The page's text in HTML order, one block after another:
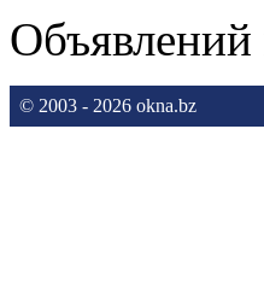
Объявлений
© 2003 - 2026 okna.bz